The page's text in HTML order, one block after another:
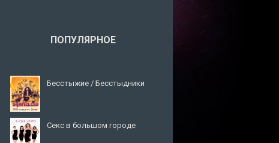
ПОПУЛЯРНОЕ
Бесстыжие / Бесстыдники
Секс в большом городе